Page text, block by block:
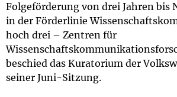
Folgeförderung von drei Jahren bis
in der Förderlinie
hoch drei – Zentren für
beschied das Kuratorium der
seiner Juni-Sitzung.